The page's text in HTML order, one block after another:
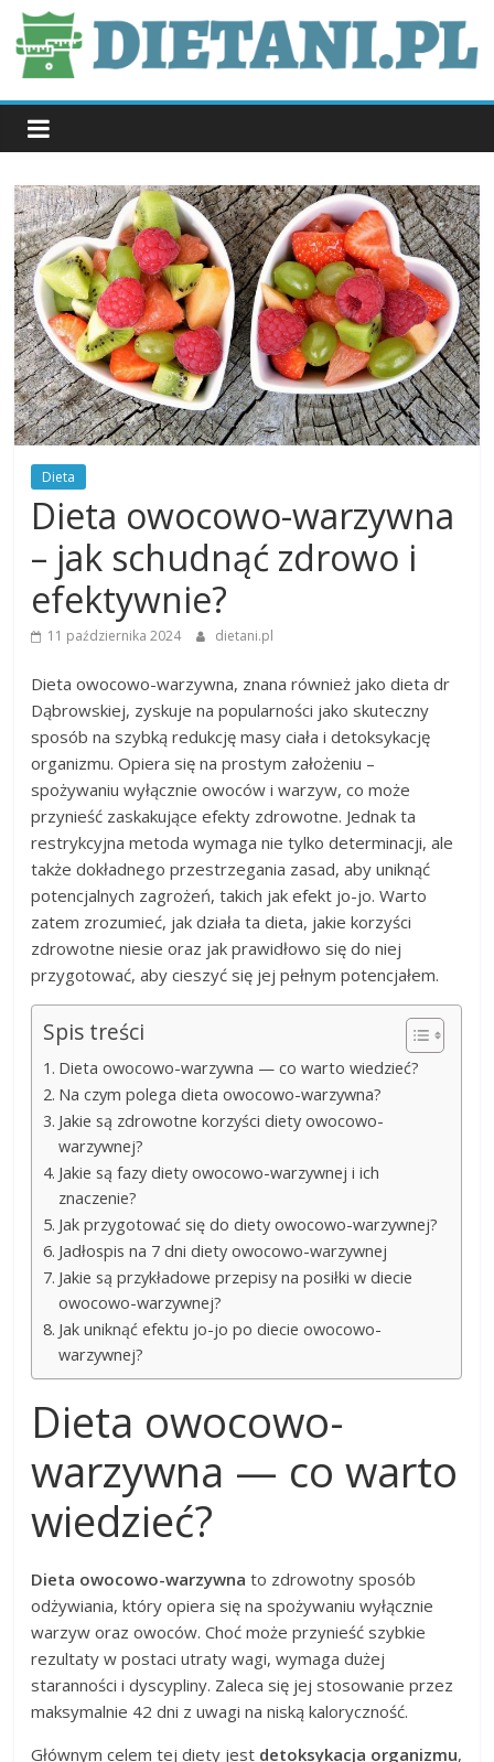
Skip
to
content
dietani.pl
Dieta
Dieta owocowo-warzywna
– jak schudnąć zdrowo i
efektywnie?
11 października 2024 dietani.pl
Dieta owocowo-warzywna, znana również jako dieta dr
Dąbrowskiej, zyskuje na popularności jako skuteczny
sposób na szybką redukcję masy ciała i detoksykację
organizmu. Opiera się na prostym założeniu –
spożywaniu wyłącznie owoców i warzyw, co może
przynieść zaskakujące efekty zdrowotne. Jednak ta
restrykcyjna metoda wymaga nie tylko determinacji, ale
także dokładnego przestrzegania zasad, aby uniknąć
potencjalnych zagrożeń, takich jak efekt jo-jo. Warto
zatem zrozumieć, jak działa ta dieta, jakie korzyści
zdrowotne niesie oraz jak prawidłowo się do niej
przygotować, aby cieszyć się jej pełnym potencjałem.
Spis treści
Dieta owocowo-warzywna — co warto wiedzieć?
Na czym polega dieta owocowo-warzywna?
Jakie są zdrowotne korzyści diety owocowo-
warzywnej?
Jakie są fazy diety owocowo-warzywnej i ich
znaczenie?
Jak przygotować się do diety owocowo-warzywnej?
Jadłospis na 7 dni diety owocowo-warzywnej
Jakie są przykładowe przepisy na posiłki w diecie
owocowo-warzywnej?
Jak uniknąć efektu jo-jo po diecie owocowo-
warzywnej?
Dieta owocowo-
warzywna — co warto
wiedzieć?
Dieta owocowo-warzywna to zdrowotny sposób
odżywiania, który opiera się na spożywaniu wyłącznie
warzyw oraz owoców. Choć może przynieść szybkie
rezultaty w postaci utraty wagi, wymaga dużej
staranności i dyscypliny. Zaleca się jej stosowanie przez
maksymalnie 42 dni z uwagi na niską kaloryczność.
Głównym celem tej diety jest detoksykacja organizmu,